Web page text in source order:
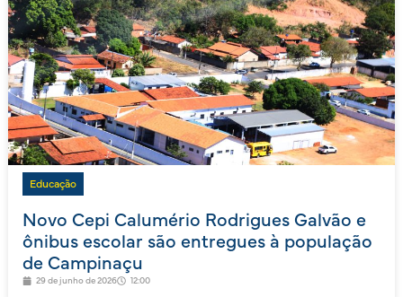
Educação
Novo Cepi Calumério Rodrigues Galvão e
ônibus escolar são entregues à população
de Campinaçu
29 de junho de 2026 12:00